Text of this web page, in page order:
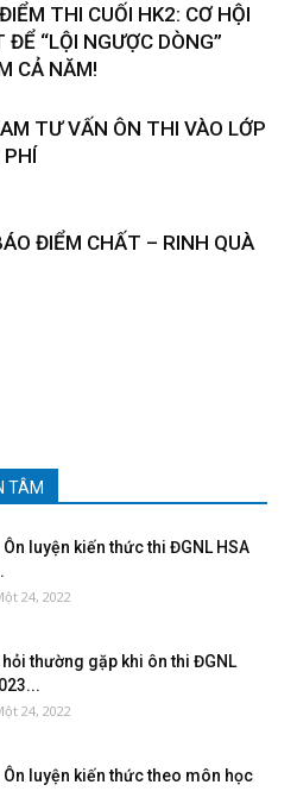
THI CUỐI HK2: CƠ HỘI
ĐỂ “LỘI NGƯỢC DÒNG”
CẢ NĂM!
TƯ VẤN ÔN THI VÀO LỚP
PHÍ
ĐIỂM CHẤT – RINH QUÀ
TÂM
luyện kiến thức thi ĐGNL HSA
24, 2022
thường gặp khi ôn thi ĐGNL
24, 2022
luyện kiến thức theo môn học